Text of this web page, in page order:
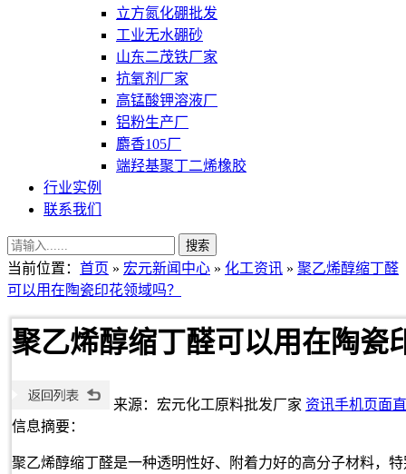
立方氮化硼批发
工业无水硼砂
山东二茂铁厂家
抗氧剂厂家
高锰酸钾溶液厂
铝粉生产厂
麝香105厂
端羟基聚丁二烯橡胶
行业实例
联系我们
当前位置： 首页 » 宏元新闻中心 » 化工资讯 » 聚乙烯醇缩丁醛
可以用在陶瓷印花领域吗？
聚乙烯醇缩丁醛可以用在陶瓷
来源：宏元化工原料批发厂家 资讯手机页面
信息摘要：
聚乙烯醇缩丁醛是一种透明性好、附着力好的高分子材料，